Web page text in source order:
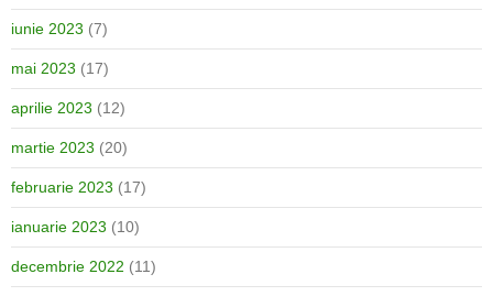
iunie 2023 (7)
mai 2023 (17)
aprilie 2023 (12)
martie 2023 (20)
februarie 2023 (17)
ianuarie 2023 (10)
decembrie 2022 (11)